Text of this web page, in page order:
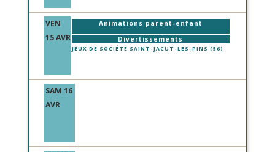
VEN
15 AVR
Animations parent-enfant
Divertissements
JEUX DE SOCIÉTÉ SAINT-JACUT-LES-PINS (56)
SAM 16
AVR